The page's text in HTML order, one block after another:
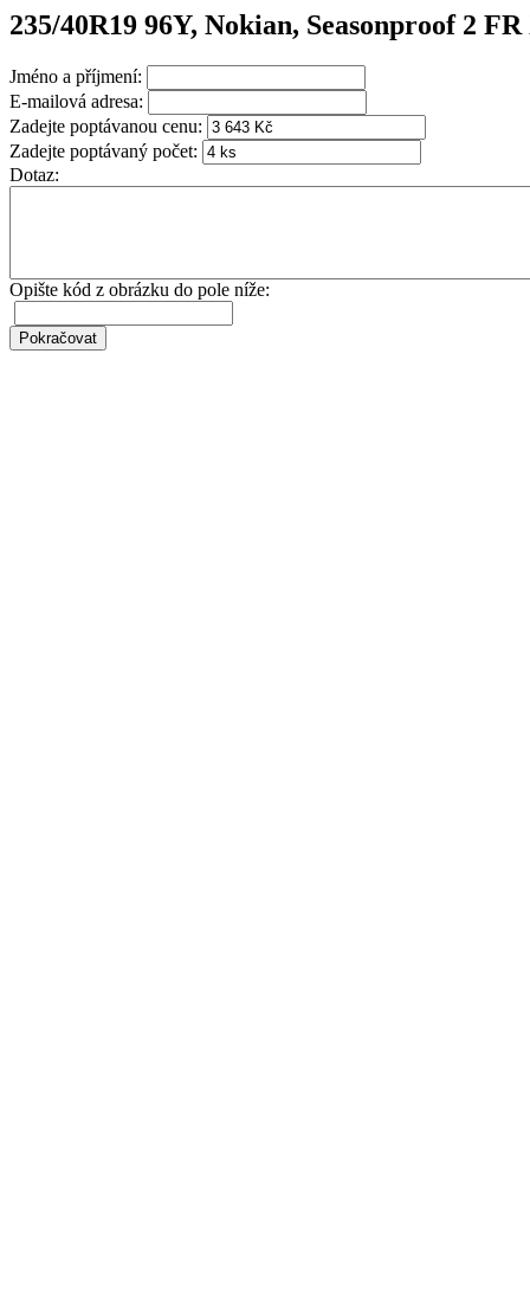
235/40R19 96Y, Nokian, Seasonproof 2
Jméno a příjmení:
E-mailová adresa:
Zadejte poptávanou cenu:
Zadejte poptávaný počet:
Dotaz:
Opište kód z obrázku do pole níže: